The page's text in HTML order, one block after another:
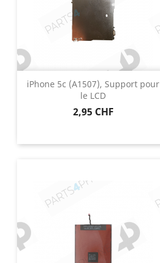
iPhone 5c (A1507), Support pour
le LCD
Prix
2,95 CHF